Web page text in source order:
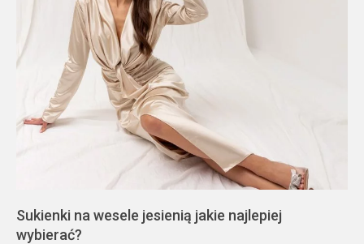
Sukienki na wesele jesienią jakie najlepiej
wybierać?